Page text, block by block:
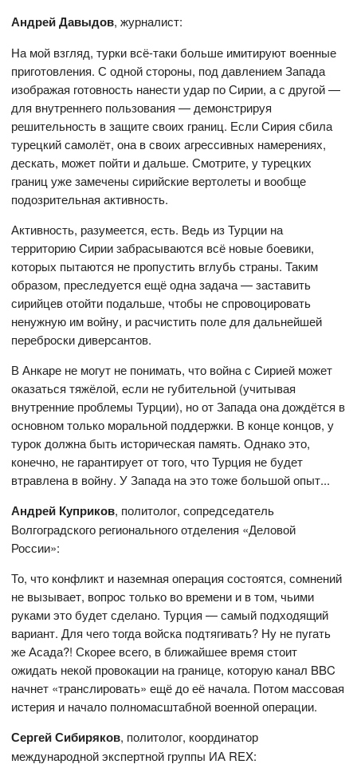
Андрей Давыдов, журналист:
На мой взгляд, турки всё-таки больше имитируют военные
приготовления. С одной стороны, под давлением Запада
изображая готовность нанести удар по Сирии, а с другой —
для внутреннего пользования — демонстрируя
решительность в защите своих границ. Если Сирия сбила
турецкий самолёт, она в своих агрессивных намерениях,
дескать, может пойти и дальше. Смотрите, у турецких
границ уже замечены сирийские вертолеты и вообще
подозрительная активность.
Активность, разумеется, есть. Ведь из Турции на
территорию Сирии забрасываются всё новые боевики,
которых пытаются не пропустить вглубь страны. Таким
образом, преследуется ещё одна задача — заставить
сирийцев отойти подальше, чтобы не спровоцировать
ненужную им войну, и расчистить поле для дальнейшей
переброски диверсантов.
В Анкаре не могут не понимать, что война с Сирией может
оказаться тяжёлой, если не губительной (учитывая
внутренние проблемы Турции), но от Запада она дождётся в
основном только моральной поддержки. В конце концов, у
турок должна быть историческая память. Однако это,
конечно, не гарантирует от того, что Турция не будет
втравлена в войну. У Запада на это тоже большой опыт...
Андрей Куприков, политолог, сопредседатель
Волгоградского регионального отделения «Деловой
России»:
То, что конфликт и наземная операция состоятся, сомнений
не вызывает, вопрос только во времени и в том, чьими
руками это будет сделано. Турция — самый подходящий
вариант. Для чего тогда войска подтягивать? Ну не пугать
же Асада?! Скорее всего, в ближайшее время стоит
ожидать некой провокации на границе, которую канал BBC
начнет «транслировать» ещё до её начала. Потом массовая
истерия и начало полномасштабной военной операции.
Сергей Сибиряков, политолог, координатор
международной экспертной группы ИА REX: